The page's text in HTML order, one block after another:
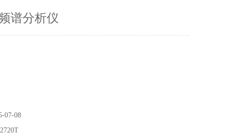
谱分析仪
07-08